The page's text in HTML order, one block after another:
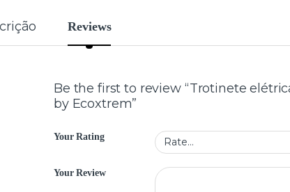
Reviews
Be the first to review “Trotinete
by Ecoxtrem”
Your Rating
Your Review